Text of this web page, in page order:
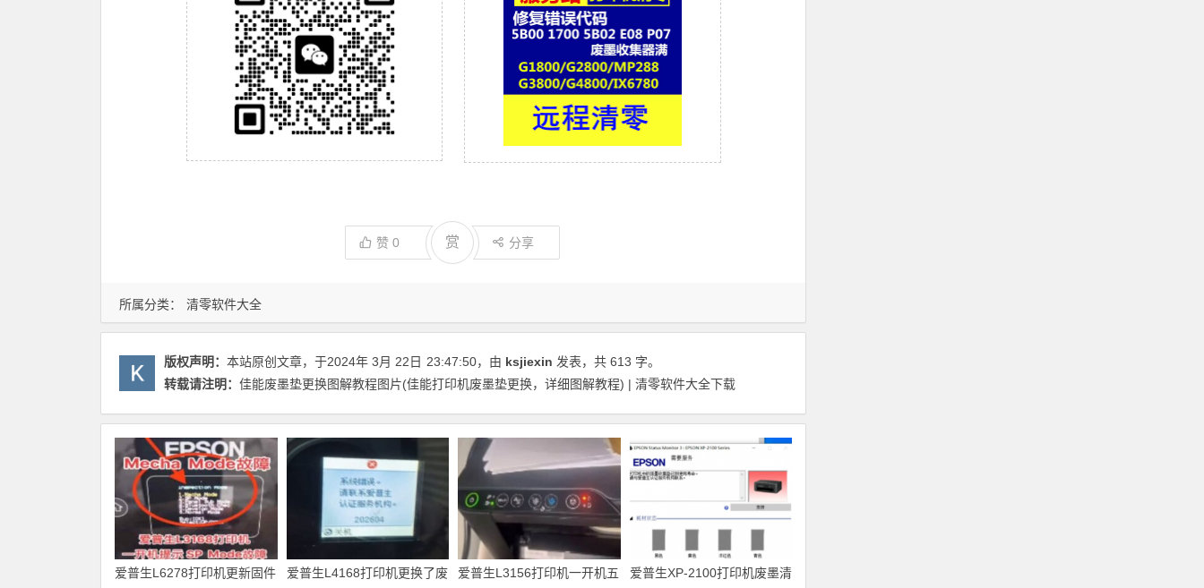
所属分类： 清零软件大全
赞 0 赏 分享
版权声明： 本站原创文章，于2024年 3月 22日 23:47:50，由 ksjiexin 发表，共 613 字。
转载请注明： 佳能废墨垫更换图解教程图片(佳能打印机废墨垫更换，详细图解教程) | 清零软件大全下载
爱普生L6278打印机更新固件
爱普生L4168打印机更换了废
爱普生L3156打印机一开机五
爱普生XP-2100打印机废墨清